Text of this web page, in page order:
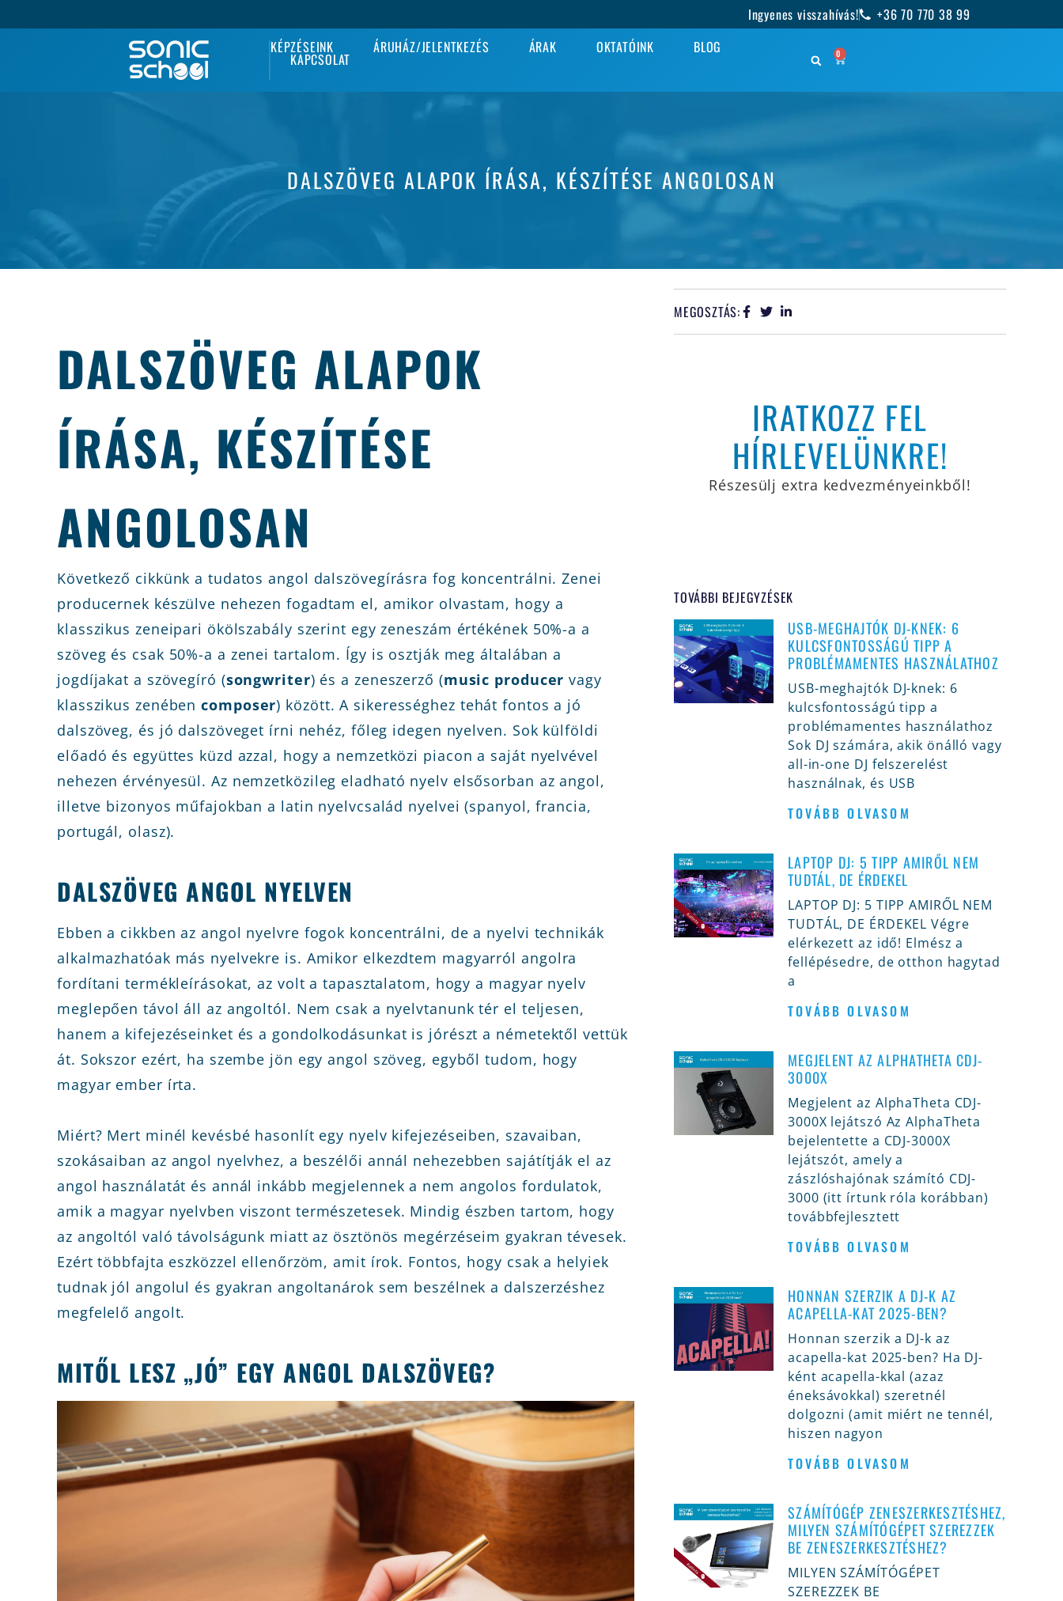
Ingyenes visszahívás!
+36 70 770 38 99
KÉPZÉSEINK
ÁRUHÁZ/JELENTKEZÉS ÁRAK OKTATÓINK BLOG
KAPCSOLAT 0
DALSZÖVEG ALAPOK ÍRÁSA, KÉSZÍTÉSE ANGOLOSAN
DALSZÖVEG ALAPOK
ÍRÁSA, KÉSZÍTÉSE
ANGOLOSAN
Következő cikkünk a tudatos angol dalszövegírásra fog koncentrálni. Zenei
producernek készülve nehezen fogadtam el, amikor olvastam, hogy a
klasszikus zeneipari ökölszabály szerint egy zeneszám értékének 50%-a a
szöveg és csak 50%-a a zenei tartalom. Így is osztják meg általában a
jogdíjakat a szövegíró (songwriter) és a zeneszerző (music producer vagy
klasszikus zenébencomposer) között. A sikerességhez tehát fontos a jó
dalszöveg, és jó dalszöveget írni nehéz, főleg idegen nyelven. Sok külföldi
előadó és együttes küzd azzal, hogy a nemzetközi piacon a saját nyelvével
nehezen érvényesül. Az nemzetközileg eladható nyelv elsősorban az angol,
illetve bizonyos műfajokban a latin nyelvcsalád nyelvei (spanyol, francia,
portugál, olasz).
DALSZÖVEG ANGOL NYELVEN
Ebben a cikkben az angol nyelvre fogok koncentrálni, de a nyelvi technikák
alkalmazhatóak más nyelvekre is. Amikor elkezdtem magyarról angolra
fordítani termékleírásokat, az volt a tapasztalatom, hogy a magyar nyelv
meglepően távol áll az angoltól. Nem csak a nyelvtanunk tér el teljesen,
hanem a kifejezéseinket és a gondolkodásunkat is jórészt a németektől vettük
át. Sokszor ezért, ha szembe jön egy angol szöveg, egyből tudom, hogy
magyar ember írta.
Miért? Mert minél kevésbé hasonlít egy nyelv kifejezéseiben, szavaiban,
szokásaiban az angol nyelvhez, a beszélői annál nehezebben sajátítják el az
angol használatát és annál inkább megjelennek a nem angolos fordulatok,
amik a magyar nyelvben viszont természetesek. Mindig észben tartom, hogy
az angoltól való távolságunk miatt az ösztönös megérzéseim gyakran tévesek.
Ezért többfajta eszközzel ellenőrzöm, amit írok. Fontos, hogy csak a helyiek
tudnak jól angolul és gyakran angoltanárok sem beszélnek a dalszerzéshez
megfelelő angolt.
MITŐL LESZ „JÓ” EGY ANGOL DALSZÖVEG?
MEGOSZTÁS:
IRATKOZZ FEL
HÍRLEVELÜNKRE!
Részesülj extra kedvezményeinkből!
TOVÁBBI BEJEGYZÉSEK
USB-MEGHAJTÓK DJ-KNEK: 6
KULCSFONTOSSÁGÚ TIPP A
PROBLÉMAMENTES HASZNÁLATHOZ
USB-meghajtók DJ-knek: 6
kulcsfontosságú tipp a
problémamentes használathoz
Sok DJ számára, akik önálló vagy
all-in-one DJ felszerelést
használnak, és USB
TOVÁBB OLVASOM
LAPTOP DJ: 5 TIPP AMIRŐL NEM
TUDTÁL, DE ÉRDEKEL
LAPTOP DJ: 5 TIPP AMIRŐL NEM
TUDTÁL, DE ÉRDEKEL Végre
elérkezett az idő! Elmész a
fellépésedre, de otthon hagytad
a
TOVÁBB OLVASOM
MEGJELENT AZ ALPHATHETA CDJ-
3000X
Megjelent az AlphaTheta CDJ-
3000X lejátszó Az AlphaTheta
bejelentette a CDJ-3000X
lejátszót, amely a
zászlóshajónak számító CDJ-
3000 (itt írtunk róla korábban)
továbbfejlesztett
TOVÁBB OLVASOM
HONNAN SZERZIK A DJ-K AZ
ACAPELLA-KAT 2025-BEN?
Honnan szerzik a DJ-k az
acapella-kat 2025-ben? Ha DJ-
ként acapella-kkal (azaz
éneksávokkal) szeretnél
dolgozni (amit miért ne tennél,
hiszen nagyon
TOVÁBB OLVASOM
SZÁMÍTÓGÉP ZENESZERKESZTÉSHEZ,
MILYEN SZÁMÍTÓGÉPET SZEREZZEK
BE ZENESZERKESZTÉSHEZ?
MILYEN SZÁMÍTÓGÉPET
SZEREZZEK BE